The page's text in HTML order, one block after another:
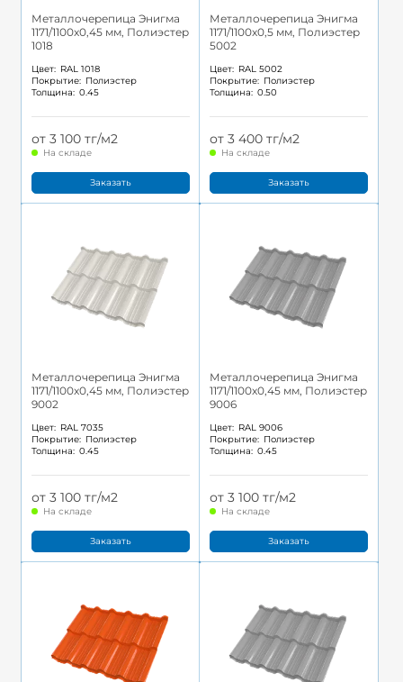
Металлочерепица Энигма
1171/1100x0,45 мм, Полиэстер
1018
Цвет: RAL 1018
Покрытие: Полиэстер
Толщина: 0.45
от 3 100 тг/м2
На складе
Заказать
Металлочерепица Энигма
1171/1100x0,5 мм, Полиэстер
5002
Цвет: RAL 5002
Покрытие: Полиэстер
Толщина: 0.50
от 3 400 тг/м2
На складе
Заказать
Металлочерепица Энигма
1171/1100x0,45 мм, Полиэстер
9002
Цвет: RAL 7035
Покрытие: Полиэстер
Толщина: 0.45
от 3 100 тг/м2
На складе
Заказать
Металлочерепица Энигма
1171/1100x0,45 мм, Полиэстер
9006
Цвет: RAL 9006
Покрытие: Полиэстер
Толщина: 0.45
от 3 100 тг/м2
На складе
Заказать